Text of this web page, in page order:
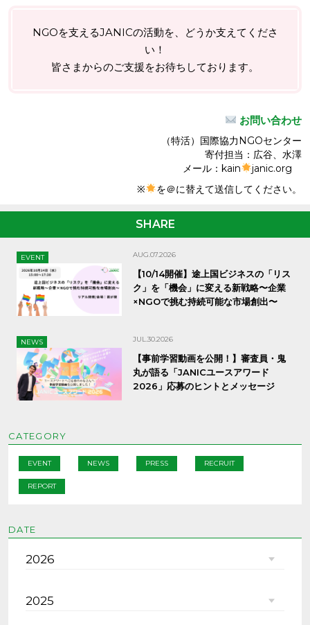
NGOを支えるJANICの活動を、どうか支えてくださ
い！
皆さまからのご支援をお待ちしております。
お問い合わせ
（特活）国際協力NGOセンター
寄付担当：広谷、水澤
メール：kain
janic.org
※
を＠に替えて送信してください。
SHARE
EVENT AUG.07.2026
【10/14開催】途上国ビジネスの「リス
ク」を「機会」に変える新戦略〜企業
×NGOで挑む持続可能な市場創出〜
NEWS JUL.30.2026
【事前学習動画を公開！】審査員・鬼
丸が語る「JANICユースアワード
2026」応募のヒントとメッセージ
CATEGORY
EVENT NEWS PRESS RECRUIT
REPORT
DATE
2026
2025